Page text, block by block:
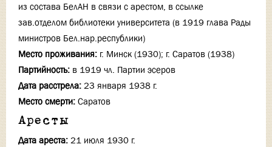
из состава БелАН в связи с арестом, в ссылке
зав.отделом библиотеки университета (в 1919 глава Рады
министров Бел.нар.республики)
Место проживания: г. Минск (1930); г. Саратов (1938)
Партийность: в 1919 чл. Партии эсеров
Дата расстрела: 23 января 1938 г.
Место смерти: Саратов
Аресты
Дата ареста: 21 июля 1930 г.